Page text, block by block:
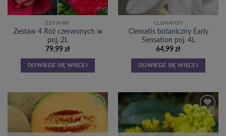
ZESTAWY
Zestaw 4 Róż czerwonych w
poj, 2L
79,99 zł
DOWIEDZ SIĘ WIĘCEJ
CLEMATISY
Clematis botaniczny Early
Sensation poj. 4L
64,99 zł
DOWIEDZ SIĘ WIĘCEJ
Dodaj
do
listy
Dodaj
do
listy